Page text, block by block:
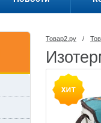
Товар2.ру /